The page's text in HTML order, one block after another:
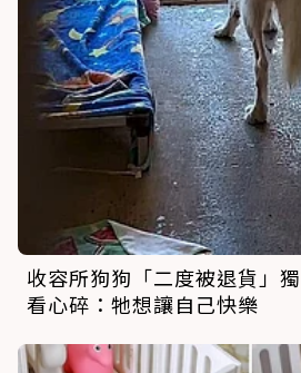
收容所狗狗「二度被退貨」
看心碎：牠想讓自己快樂